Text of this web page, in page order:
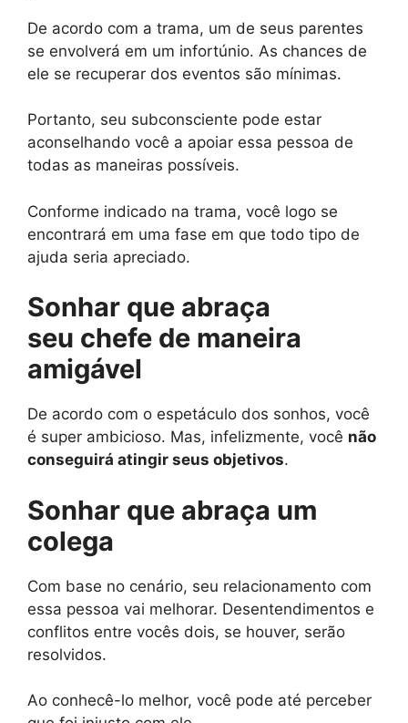
De acordo com a trama, um de seus parentes
se envolverá em um infortúnio. As chances de
ele se recuperar dos eventos são mínimas.
Portanto, seu subconsciente pode estar
aconselhando você a apoiar essa pessoa de
todas as maneiras possíveis.
Conforme indicado na trama, você logo se
encontrará em uma fase em que todo tipo de
ajuda seria apreciado.
Sonhar que abraça
seu chefe de maneira
amigável
De acordo com o espetáculo dos sonhos, você
é super ambicioso. Mas, infelizmente, você não
conseguirá atingir seus objetivos.
Sonhar que abraça um
colega
Com base no cenário, seu relacionamento com
essa pessoa vai melhorar. Desentendimentos e
conflitos entre vocês dois, se houver, serão
resolvidos.
Ao conhecê-lo melhor, você pode até perceber